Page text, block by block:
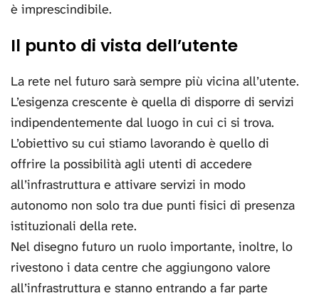
è imprescindibile.
Il punto di vista dell’utente
La rete nel futuro sarà sempre più vicina all’utente.
L’esigenza crescente è quella di disporre di servizi
indipendentemente dal luogo in cui ci si trova.
L’obiettivo su cui stiamo lavorando è quello di
offrire la possibilità agli utenti di accedere
all’infrastruttura e attivare servizi in modo
autonomo non solo tra due punti fisici di presenza
istituzionali della rete.
Nel disegno futuro un ruolo importante, inoltre, lo
rivestono i data centre che aggiungono valore
all’infrastruttura e stanno entrando a far parte